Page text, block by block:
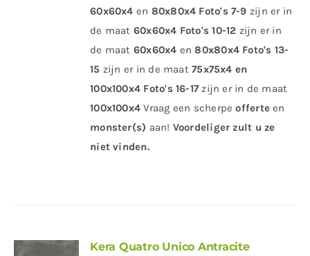
60x60x4 en 80x80x4 Foto's 7-9 zijn er in
de maat 60x60x4 Foto's 10-12 zijn er in
de maat 60x60x4 en80x80x4 Foto's 13-
15 zijn er in de maat75x75x4 en
100x100x4 Foto's 16-17zijn er in de maat
100x100x4 Vraag een scherpe offerteen
monster(s) aan! Voordeliger zult u ze
niet vinden.
Kera Quatro Unico Antracite